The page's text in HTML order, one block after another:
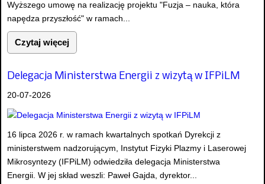
Wyższego umowę na realizację projektu "Fuzja – nauka, która
napędza przyszłość" w ramach...
Czytaj więcej
Delegacja Ministerstwa Energii z wizytą w IFPiLM
20-07-2026
16 lipca 2026 r. w ramach kwartalnych spotkań Dyrekcji z
ministerstwem nadzorującym, Instytut Fizyki Plazmy i Laserowej
Mikrosyntezy (IFPiLM) odwiedziła delegacja Ministerstwa
Energii. W jej skład weszli: Paweł Gajda, dyrektor...